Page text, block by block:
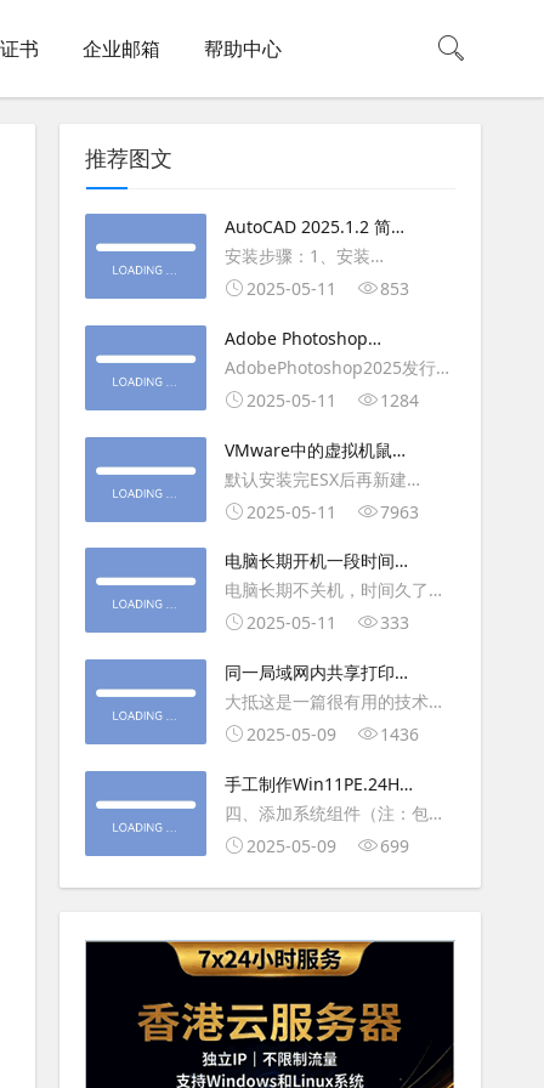
书 企业邮箱 帮助中心
推荐图文
AutoCAD 2025.1.2 简体
中文版（64位）破解版下
载
安装步骤：1、安装
AutoCAD_2025.1.2_Update3、
复制Crack里面的文件到
AutoCAD安装目录里，覆盖同
名文件4、完最低
2025-05-11 853
Adobe Photoshop
2025（v26.6.1）多语言
破解版下载
AdobePhotoshop2025发行
年：2025版本：26.6.1.7开发
平台：WindowsX64界面语
言：英语/匈牙利/匈牙利/越南/
荷兰/印尼/西班牙/西班牙语/意
大利
2025-05-11 1284
VMware中的虚拟机鼠标
移动缓慢,VMware虚拟机
卡顿慢,鼠标移动卡顿问题
默认安装完ESX后再新建
WINDOWS虚拟主机，如
操作虚拟主机，鼠标会非常
钝，这是因为虚拟机没有鼠标
驱动，通过安装vmwaretool后
就可以解决此问
2025-05-11 7963
电脑长期开机一段时间就
卡顿怎么处理
电脑长期不关机，时间久了就
会一直卡，CPU和内存都没占
久，打开任务管理器5秒钟。一
般重启下电脑就可以了或重启
下资源管理器(explorer.exe进
程).
2025-05-11 333
同一局域网内共享打印机
的连接及相关问题解决方
法
大抵这是一篇很有用的技术教
程文章吧！涉及的内容普遍而
不自觉地点赞收藏吧~包含内容
有：共享前的准备工作在设置
打印机共享之前，你得先确保
两台电脑
2025-05-09 1436
手工制作Win11PE.24H2
LTSC2024详细教程2
四、添加系统组件（注：包含
DWM、BitLocker解锁、MMC
第5卷提取以下文件到BOOT文
件夹：;DWM桌面窗口管理器
2025-05-09 699